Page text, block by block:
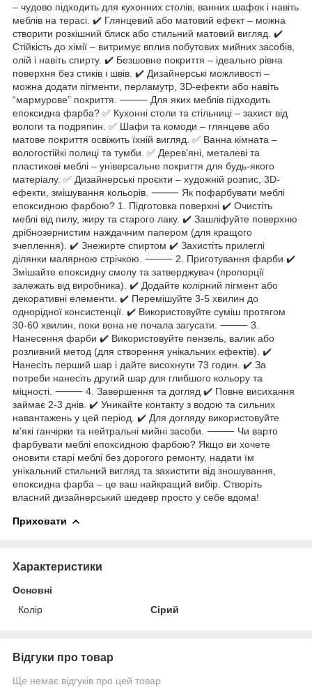
– чудово підходить для кухонних столів, ванних шафок і навіть
меблів на терасі. ✔️ Глянцевий або матовий ефект – можна
створити розкішний блиск або стильний матовий вигляд. ✔️
Стійкість до хімії – витримує вплив побутових мийних засобів,
олій і навіть спирту. ✔️ Безшовне покриття – ідеально рівна
поверхня без стиків і швів. ✔️ Дизайнерські можливості –
можна додати пігменти, перламутр, 3D-ефекти або навіть
“мармурове” покриття. ⸻ Для яких меблів підходить
епоксидна фарба? ✅ Кухонні столи та стільниці – захист від
вологи та подряпин. ✅ Шафи та комоди – глянцеве або
матове покриття освіжить їхній вигляд. ✅ Ванна кімната –
вологостійкі полиці та тумби. ✅ Дерев’яні, металеві та
пластикові меблі – універсальне покриття для будь-якого
матеріалу. ✅ Дизайнерські проєкти – художній розпис, 3D-
ефекти, змішування кольорів. ⸻ Як пофарбувати меблі
епоксидною фарбою? 1. Підготовка поверхні ✔️ Очистіть
меблі від пилу, жиру та старого лаку. ✔️ Зашліфуйте поверхню
дрібнозернистим наждачним папером (для кращого
зчеплення). ✔️ Знежирте спиртом ✔️ Захистіть прилеглі
ділянки малярною стрічкою. ⸻ 2. Приготування фарби ✔️
Змішайте епоксидну смолу та затверджувач (пропорції
залежать від виробника). ✔️ Додайте колірний пігмент або
декоративні елементи. ✔️ Перемішуйте 3-5 хвилин до
однорідної консистенції. ✔️ Використовуйте суміш протягом
30-60 хвилин, поки вона не почала загусати. ⸻ 3.
Нанесення фарби ✔️ Використовуйте пензель, валик або
розливний метод (для створення унікальних ефектів). ✔️
Нанесіть перший шар і дайте висохнути 73 годин. ✔️ За
потреби нанесіть другий шар для глибшого кольору та
міцності. ⸻ 4. Завершення та догляд ✔️ Повне висихання
займає 2-3 днів. ✔️ Уникайте контакту з водою та сильних
навантажень у цей період. ✔️ Для догляду використовуйте
м’які ганчірки та нейтральні мийні засоби. ⸻ Чи варто
фарбувати меблі епоксидною фарбою? Якщо ви хочете
оновити старі меблі без дорогого ремонту, надати їм
унікальний стильний вигляд та захистити від зношування,
епоксидна фарба – це ваш найкращий вибір. Створіть
власний дизайнерський шедевр просто у себе вдома!
Приховати
Характеристики
Основні
Колір
Сірий
Відгуки про товар
Ще немає відгуків про цей товар